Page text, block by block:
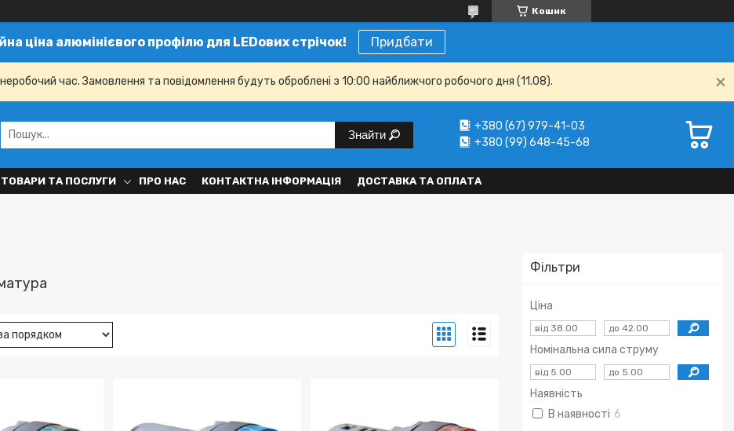
Кошик
ціна алюмінієвого профілю для LEDових стрічок! Придбати
неробочий час. Замовлення та повідомлення будуть оброблені з 10:00 найближчого робочого дня (11.08).
Знайти
+380 (67) 979-41-03
+380 (99) 648-45-68
ТОВАРИ ТА ПОСЛУГИ ПРО НАС КОНТАКТНА ІНФОРМАЦІЯ ДОСТАВКА ТА ОПЛАТА
Фільтри
Ціна
Номінальна сила струму
Наявність
В наявності 6